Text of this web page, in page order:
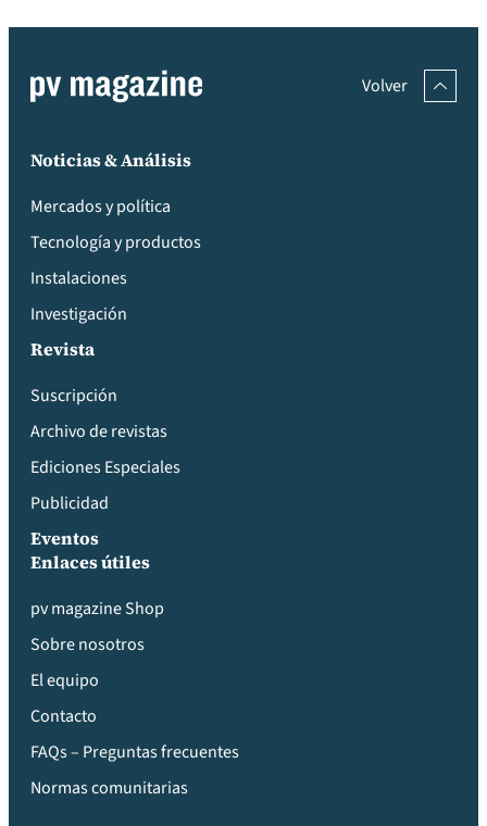
Volver
Noticias & Análisis
Mercados y política
Tecnología y productos
Instalaciones
Investigación
Revista
Suscripción
Archivo de revistas
Ediciones Especiales
Publicidad
Eventos
Enlaces útiles
pv magazine Shop
Sobre nosotros
El equipo
Contacto
FAQs – Preguntas frecuentes
Normas comunitarias